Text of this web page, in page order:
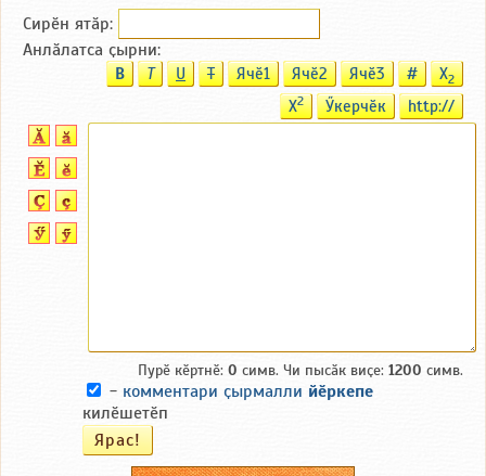
Сирӗн ятӑp:
Анлӑлатса ҫырни:
B T U T Ячӗ1 Ячӗ2 Ячӗ3 # X2
X2 Ӳкерчӗк http://
Пурӗ кӗртнӗ: 0 симв. Чи пысӑк виҫе: 1200 симв.
- комментари ҫырмалли йӗркепе
килӗшетӗп